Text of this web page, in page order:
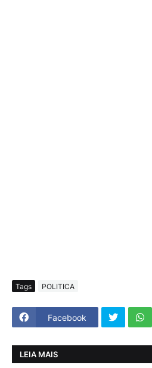
Tags POLITICA
Facebook
LEIA MAIS